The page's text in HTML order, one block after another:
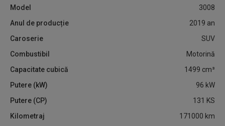
Model
3008
Anul de producție
2019 an
Caroserie
SUV
Combustibil
Motorină
Capacitate cubică
1499 cm³
Putere (kW)
96 kW
Putere (CP)
131 KS
Kilometraj
171000 km